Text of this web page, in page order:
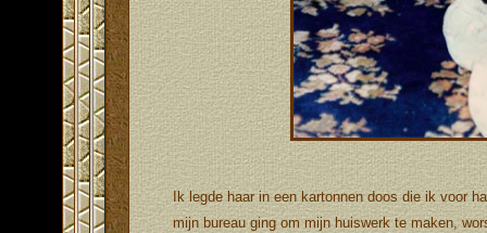
Ik legde haar in een kartonnen doos die ik voor
mijn bureau ging om mijn huiswerk te maken,